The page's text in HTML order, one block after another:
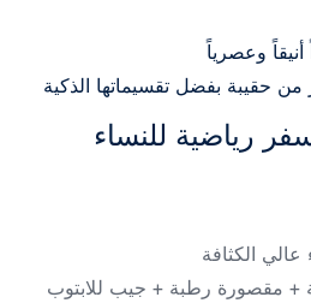
وعصرياً
حقيبة بفضل تقسيماتها الذكية
رياضية للنساء
الكثافة
+ مقصورة رطبة + جيب للابتوب